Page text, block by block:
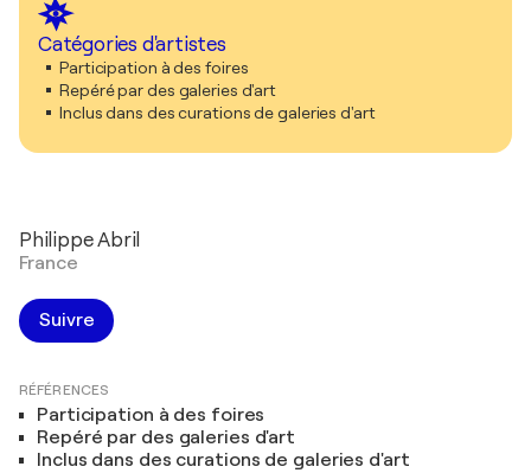
Catégories d'artistes
Participation à des foires
Repéré par des galeries d'art
Inclus dans des curations de galeries d'art
Philippe Abril
France
Suivre
RÉFÉRENCES
Participation à des foires
Repéré par des galeries d'art
Inclus dans des curations de galeries d'art